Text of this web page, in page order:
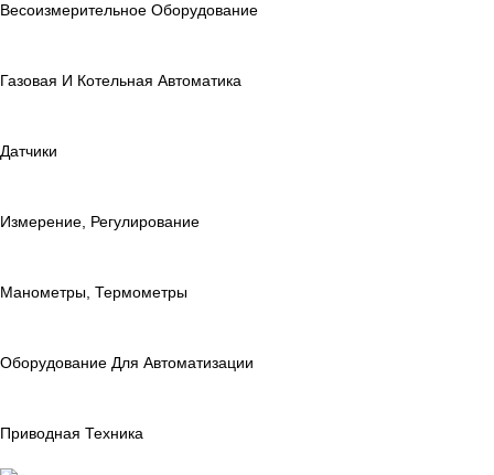
Весоизмерительное Оборудование
Газовая И Котельная Автоматика
Датчики
Измерение, Регулирование
Манометры, Термометры
Оборудование Для Автоматизации
Приводная Техника